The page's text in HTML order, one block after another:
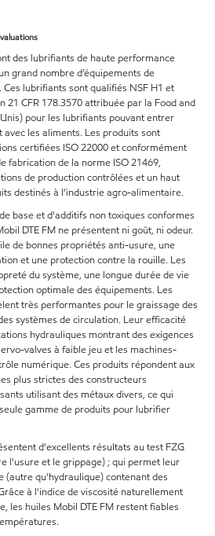
des lubrifiants de haute performance
grand nombre d’équipements de
lubrifiants sont qualifiés NSF H1 et
21 CFR 178.3570 attribuée par la Food and
pour les lubrifiants pouvant entrer
les aliments. Les produits sont
certifiées ISO 22000 et conformément
fabrication de la norme ISO 21469,
de production contrôlées et un haut
destinés à l’industrie agro-alimentaire.
base et d'additifs non toxiques conformes
DTE FM ne présentent ni goût, ni odeur.
de bonnes propriétés anti-usure, une
et une protection contre la rouille. Les
du système, une longue durée de vie
optimale des équipements. Les
très performantes pour le graissage des
systèmes de circulation. Leur efficacité
hydrauliques montrant des exigences
valves à faible jeu et les machines-
numérique. Ces produits répondent aux
plus strictes des constructeurs
utilisant des métaux divers, ce qui
gamme de produits pour lubrifier
d'excellents résultats au test FZG
l'usure et le grippage) ; qui permet leur
(autre qu'hydraulique) contenant des
à l'indice de viscosité naturellement
les huiles Mobil DTE FM restent fiables